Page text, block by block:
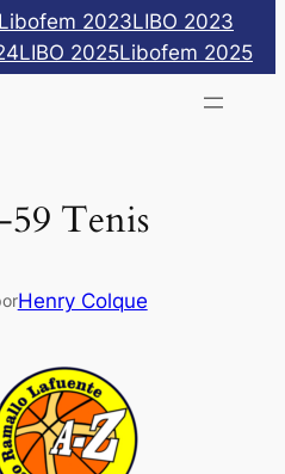
Libofem 2023LIBO 2023
LIBO 2025Libofem 2025
Tenis
Henry Colque